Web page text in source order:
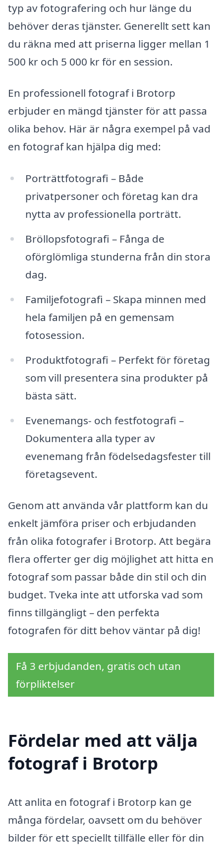
typ av fotografering och hur länge du
behöver deras tjänster. Generellt sett kan
du räkna med att priserna ligger mellan 1
500 kr och 5 000 kr för en session.
En professionell fotograf i Brotorp
erbjuder en mängd tjänster för att passa
olika behov. Här är några exempel på vad
en fotograf kan hjälpa dig med:
Porträttfotografi – Både
privatpersoner och företag kan dra
nytta av professionella porträtt.
Bröllopsfotografi – Fånga de
oförglömliga stunderna från din stora
dag.
Familjefotografi – Skapa minnen med
hela familjen på en gemensam
fotosession.
Produktfotografi – Perfekt för företag
som vill presentera sina produkter på
bästa sätt.
Evenemangs- och festfotografi –
Dokumentera alla typer av
evenemang från födelsedagsfester till
företagsevent.
Genom att använda vår plattform kan du
enkelt jämföra priser och erbjudanden
från olika fotografer i Brotorp. Att begära
flera offerter ger dig möjlighet att hitta en
fotograf som passar både din stil och din
budget. Tveka inte att utforska vad som
finns tillgängligt – den perfekta
fotografen för ditt behov väntar på dig!
Få 3 erbjudanden, gratis och utan
förpliktelser
Fördelar med att välja
fotograf i Brotorp
Att anlita en fotograf i Brotorp kan ge
många fördelar, oavsett om du behöver
bilder för ett speciellt tillfälle eller för din